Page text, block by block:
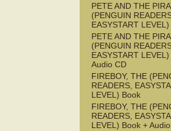
PETE AND THE
(PENGUIN
EASYSTART
PETE AND THE
(PENGUIN
EASYSTART
Audio CD
FIREBOY, THE
READERS,
LEVEL) Book
FIREBOY, THE
READERS,
LEVEL) Book +